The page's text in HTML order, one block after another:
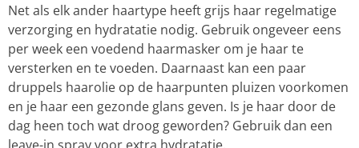
Net als elk ander haartype heeft grijs haar regelmatige
verzorging en hydratatie nodig. Gebruik ongeveer eens
per week een voedend haarmasker om je haar te
versterken en te voeden. Daarnaast kan een paar
druppels haarolie op de haarpunten pluizen voorkomen
en je haar een gezonde glans geven. Is je haar door de
dag heen toch wat droog geworden? Gebruik dan een